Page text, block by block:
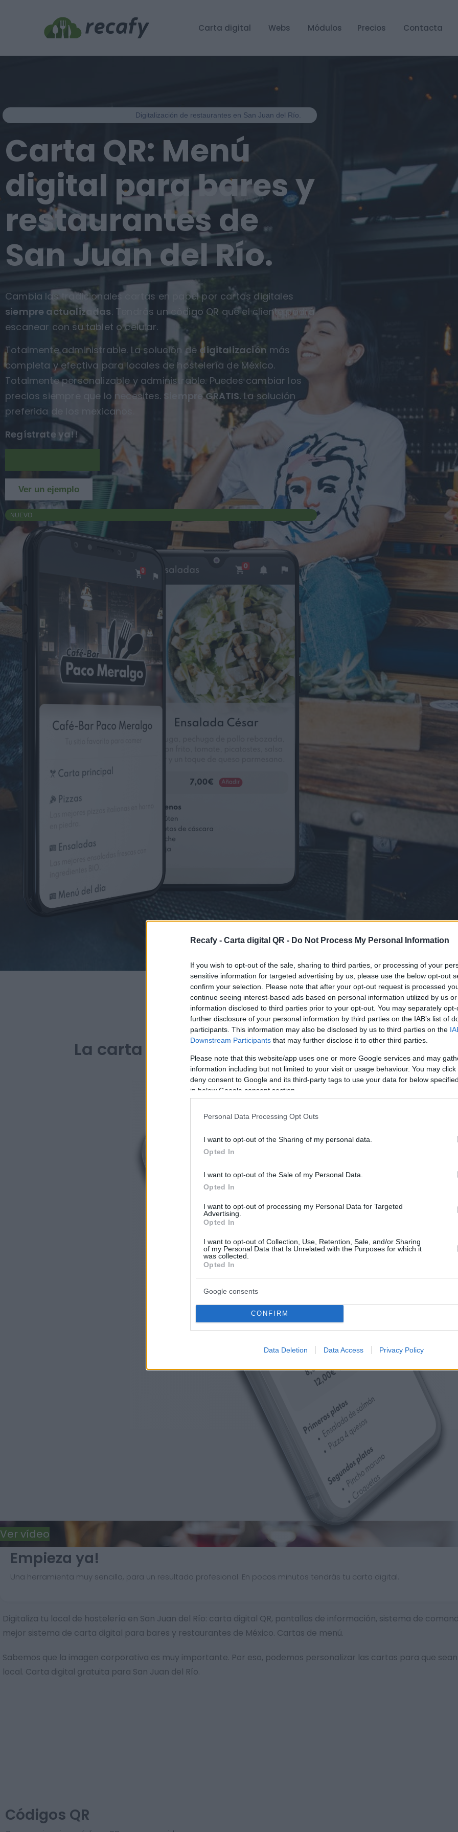
Recafy - Carta digital QR - Do Not Process My Personal Information
If you wish to opt-out of the sale, sharing to third parties, or processing of your
sensitive information for targeted advertising by us, please use the below opt-out
confirm your selection. Please note that after your opt-out request is processed
continue seeing interest-based ads based on personal information utilized by us
information disclosed to third parties prior to your opt-out. You may separately
further disclosure of your personal information by third parties on the IAB’s list of
participants. This information may also be disclosed by us to third parties on the
Downstream Participants that may further disclose it to other third parties.
Please note that this website/app uses one or more Google services and may
information including but not limited to your visit or usage behaviour. You may
deny consent to Google and its third-party tags to use your data for below
in below Google consent section.
Personal Data Processing Opt Outs
I want to opt-out of the Sharing of my personal data.
Opted In
I want to opt-out of the Sale of my Personal Data.
Opted In
I want to opt-out of processing my Personal Data for Targeted
Advertising.
Opted In
I want to opt-out of Collection, Use, Retention, Sale, and/or Sharing
of my Personal Data that Is Unrelated with the Purposes for which it
was collected.
Opted In
Google consents
CONFIRM
Data Deletion Data Access Privacy Policy
Carta digital Webs Módulos Precios Contacta
Digitalización de restaurantes en San Juan del Río.
Carta QR: Menú
digital para bares y
restaurantes de
San Juan del Río.
Cambia las tradicionales cartas en papel por cartas digitales
siempre actualizadas. Tendrás un código QR que el cliente podrá
escanear con su tablet o celular.
Totalmente administrable. La solución de digitalización más
completa y efectiva para locales de hostelería de México.
Totalmente personalizable y administrable. Puedes cambiar los
precios siempre que lo necesites. Siempre GRATIS. La solución
preferida de los mexicanos.
Regístrate ya!!
Ver un ejemplo
NUEVO
PARA BARES Y RESTAURANTES DE QUERÉTARO
La carta digital definitiva para tu bar o
Empieza ya!
Una herramienta muy sencilla, para un resultado profesional. En pocos minutos tendrás tu carta digital.
Digitaliza tu local de hostelería en San Juan del Río: carta digital QR, pantallas de información, sistema de
mejor sistema de carta digital para bares y restaurantes de México. Cartas de menú.
Sabemos que la imagen corporativa es muy importante. Por eso, podemos personalizar las cartas para que
local. Carta digital gratuita para San Juan del Río.
Ver vídeo
Códigos QR